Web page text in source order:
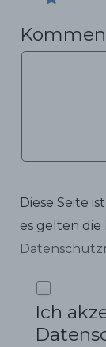
Diese Seite
es gelten die
Ich